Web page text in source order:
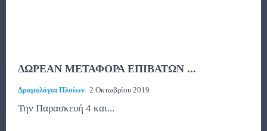
ΔΩΡΕΑΝ ΜΕΤΑΦΟΡΑ ΕΠΙΒΑΤΩΝ ...
Δρομολόγια Πλοίων 2 Οκτωβρίου 2019
Την Παρασκευή 4 και...